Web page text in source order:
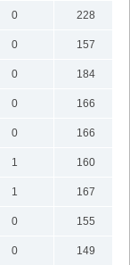
0
228
0
157
0
184
0
166
0
166
1
160
1
167
0
155
0
149